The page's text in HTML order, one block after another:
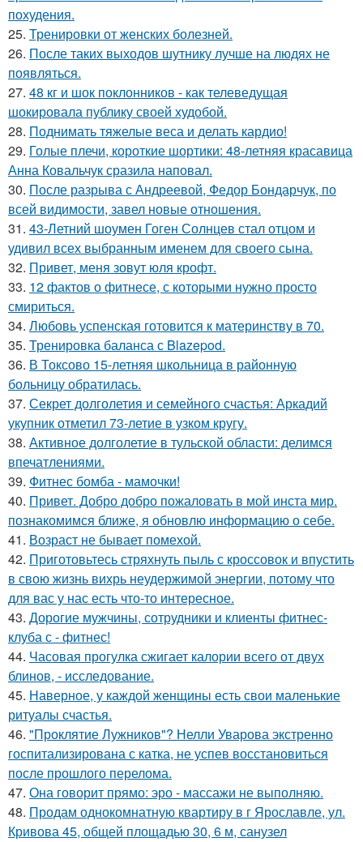
похудения.
25. Тренировки от женских болезней.
26. После таких выходов шутнику лучше на людях не
появляться.
27. 48 кг и шок поклонников - как телеведущая
шокировала публику своей худобой.
28. Поднимать тяжелые веса и делать кардио!
29. Голые плечи, короткие шортики: 48-летняя красавица
Анна Ковальчук сразила наповал.
30. После разрыва с Андреевой, Федор Бондарчук, по
всей видимости, завел новые отношения.
31. 43-Летний шоумен Гоген Солнцев стал отцом и
удивил всех выбранным именем для своего сына.
32. Привет, меня зовут юля крофт.
33. 12 фактов о фитнесе, с которыми нужно просто
смириться.
34. Любовь успенская готовится к материнству в 70.
35. Тренировка баланса с Blazepod.
36. В Токсово 15-летняя школьница в районную
больницу обратилась.
37. Секрет долголетия и семейного счастья: Аркадий
укупник отметил 73-летие в узком кругу.
38. Активное долголетие в тульской области: делимся
впечатлениями.
39. Фитнес бомба - мамочки!
40. Привет. Добро добро пожаловать в мой инста мир.
познакомимся ближе, я обновлю информацию о себе.
41. Возраст не бывает помехой.
42. Приготовьтесь стряхнуть пыль с кроссовок и впустить
в свою жизнь вихрь неудержимой энергии, потому что
для вас у нас есть что-то интересное.
43. Дорогие мужчины, сотрудники и клиенты фитнес-
клуба с - фитнес!
44. Часовая прогулка сжигает калории всего от двух
блинов, - исследование.
45. Наверное, у каждой женщины есть свои маленькие
ритуалы счастья.
46. "Проклятие Лужников"? Нелли Уварова экстренно
госпитализирована с катка, не успев восстановиться
после прошлого перелома.
47. Она говорит прямо: эро - массажи не выполняю.
48. Продам однокомнатную квартиру в г Ярославле, ул.
Кривова 45, общей площадью 30, 6 м, санузел